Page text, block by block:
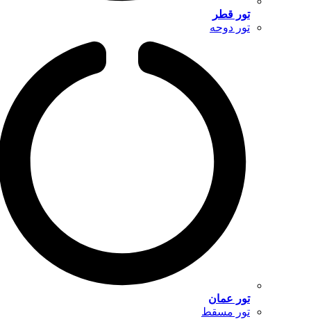
تور قطر
تور دوحه
تور عمان
تور مسقط